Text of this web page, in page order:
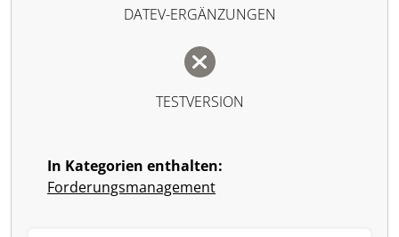
DATEV-ERGÄNZUNGEN
TESTVERSION
In Kategorien enthalten:
Forderungsmanagement